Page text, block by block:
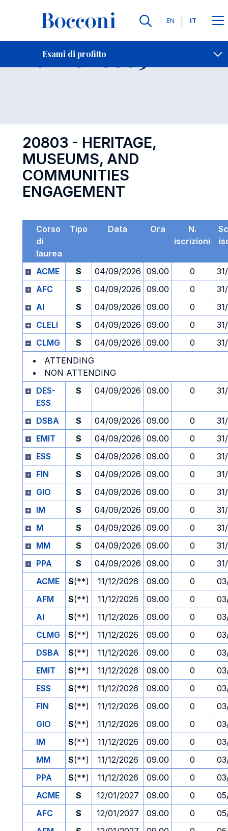
Lingue
EN IT
Esami di profitto
Contatti
Esame 20803 Open
20803 - HERITAGE,
MUSEUMS, AND
COMMUNITIES
ENGAGEMENT
Corso
di
laurea
Tipo Data Ora
N.
iscrizioni
ACME S 04/09/2026 09.00 0
AFC
S 04/09/2026 09.00 0
AI
S 04/09/2026 09.00 0
CLELI
S 04/09/2026 09.00 0
CLMG
S 04/09/2026 09.00 0
ATTENDING
NON ATTENDING
DES-
ESS
S 04/09/2026 09.00 0
DSBA S 04/09/2026 09.00 0
EMIT
S 04/09/2026 09.00 0
ESS
S 04/09/2026 09.00 0
FIN
S 04/09/2026 09.00 0
GIO
S 04/09/2026 09.00 0
IM
S 04/09/2026 09.00 0
M
S 04/09/2026 09.00 0
MM
S 04/09/2026 09.00 0
PPA
S 04/09/2026 09.00 0
ACME
S(**) 11/12/2026 09.00 0
AFM
S(**) 11/12/2026 09.00 0
AI
S(**) 11/12/2026 09.00 0
CLMG
S(**) 11/12/2026 09.00 0
DSBA
S(**) 11/12/2026 09.00 0
EMIT
S(**) 11/12/2026 09.00 0
ESS
S(**) 11/12/2026 09.00 0
FIN
S(**) 11/12/2026 09.00 0
GIO
S(**) 11/12/2026 09.00 0
IM
S(**) 11/12/2026 09.00 0
MM
S(**) 11/12/2026 09.00 0
PPA
S(**) 11/12/2026 09.00 0
ACME
S 12/01/2027 09.00 0
AFC
S 12/01/2027 09.00 0